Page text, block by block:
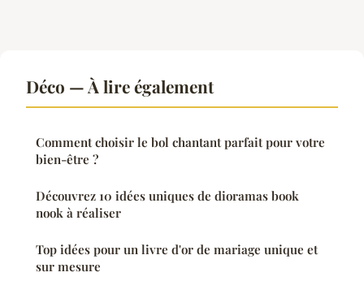
Déco — À lire également
Comment choisir le bol chantant parfait pour votre
bien-être ?
Découvrez 10 idées uniques de dioramas book
nook à réaliser
Top idées pour un livre d'or de mariage unique et
sur mesure